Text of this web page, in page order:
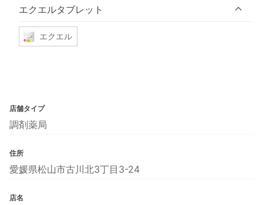
エクエルタブレット
エクエル
店舗タイプ
調剤薬局
住所
愛媛県松山市古川北3丁目3-24
店名